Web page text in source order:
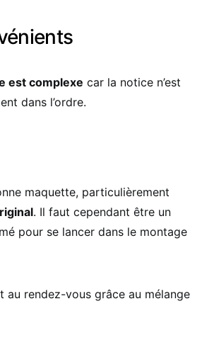
est complexe car la notice n’est
dans l’ordre.
maquette, particulièrement
. Il faut cependant être un
pour se lancer dans le montage
au rendez-vous grâce au mélange